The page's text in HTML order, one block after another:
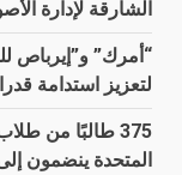
الشارقة لإدارة
“أمرك” و”إيرباص
لتعزيز استدامة
375 طالبًا من
المتحدة ينضمون